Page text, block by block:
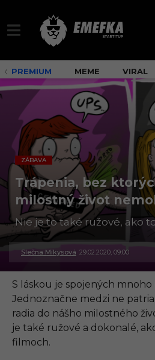
PREMIUM MEME VIRAL
ZÁBAVA
Trápenia, bez
milostný život
Nie je to také ružové, ako
Slečna Mikysová 29.02.2020, 09:00
3
.
0
9
2
2
S láskou je spojených
Jednoznačne medzi ne
radia do nášho milostného
je také ružové a dokonalé,
filmoch.